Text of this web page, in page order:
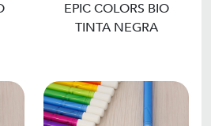
EPIC COLORS BIO
TINTA NEGRA